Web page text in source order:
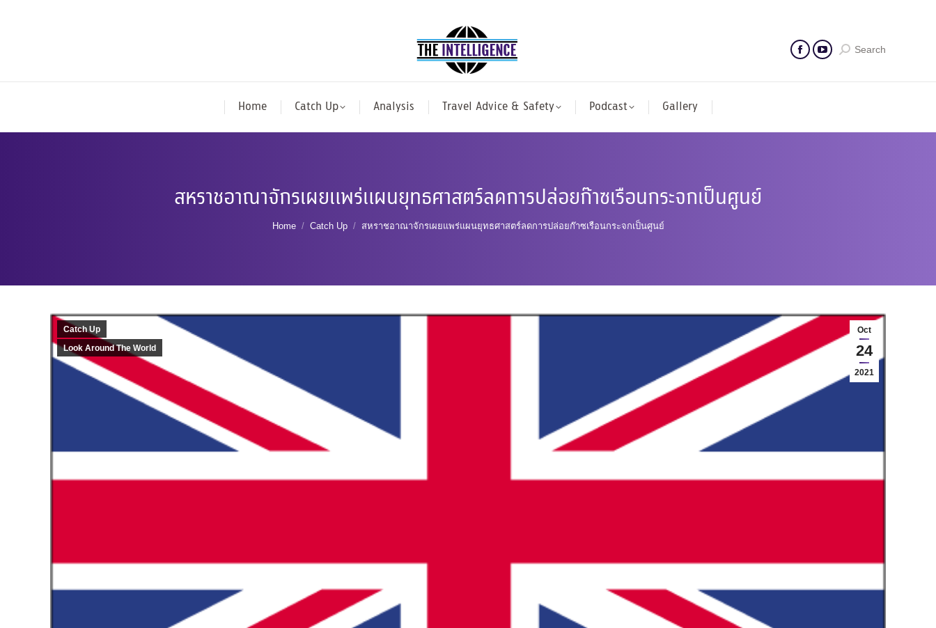
Search
Home Catch Up Analysis Travel Advice & Safety Podcast Gallery
สหราชอาณาจักรเผยแพร่แผนยุทธศาสตร์ลดการปล่อยก๊าซเรือนกระจกเป็นศูนย์
You are here:
Home Catch Up สหราชอาณาจักรเผยแพร่แผนยุทธศาสตร์ลดการปล่อยก๊าซเรือนกระจกเป็นศูนย์
Oct
24
2021
Catch Up
Look Around The World